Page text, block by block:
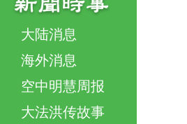
大陆消息
海外消息
空中明慧周报
大法洪传故事